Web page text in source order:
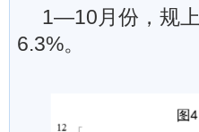
1—10月份，规
6.3%。